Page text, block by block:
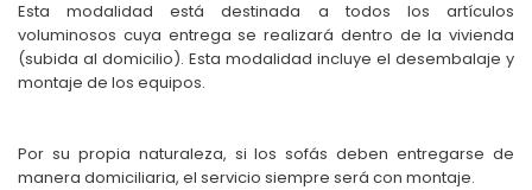
Esta modalidad está destinada a todos los artículos
voluminosos cuya entrega se realizará dentro de la vivienda
(subida al domicilio). Esta modalidad incluye el desembalaje y
montaje de los equipos.
Por su propia naturaleza, si los sofás deben entregarse de
manera domiciliaria, el servicio siempre será con montaje.